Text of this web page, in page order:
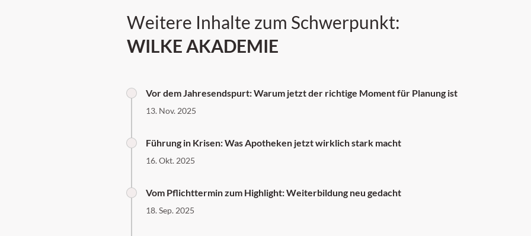
Weitere Inhalte zum Schwerpunkt:
WILKE AKADEMIE
Vor dem Jahresendspurt: Warum jetzt der richtige Moment für Planung ist
13. Nov. 2025
Führung in Krisen: Was Apotheken jetzt wirklich stark macht
16. Okt. 2025
Vom Pflichttermin zum Highlight: Weiterbildung neu gedacht
18. Sep. 2025